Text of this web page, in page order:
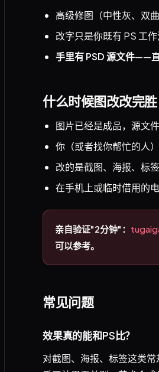
高级修图（中性灰、双
改字只是你既有 PS 工
手里有 PSD 源文件——直
什么时候图改改完胜
图片已经是成品，源文
你（或者找你帮忙的人
改的是截图、海报、标
在手机上或临时借用的
亲自验证"2分钟"：
可以参考。
常见问题
效果真的能和PS比？
对截图、海报、标签这类